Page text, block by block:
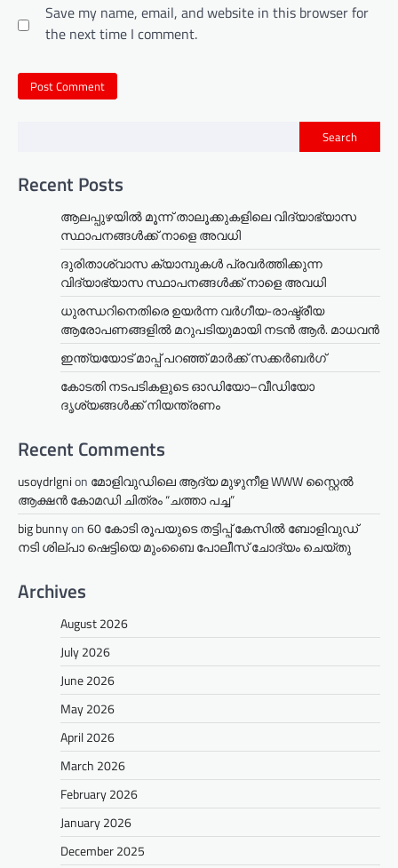
Save my name, email, and website in this browser for
the next time I comment.
Search
Recent Posts
ആലപ്പുഴയിൽ മൂന്ന് താലൂക്കുകളിലെ വിദ്യാഭ്യാസ
സ്ഥാപനങ്ങൾക്ക് നാളെ അവധി
ദുരിതാശ്വാസ ക്യാമ്പുകൾ പ്രവർത്തിക്കുന്ന
വിദ്യാഭ്യാസ സ്ഥാപനങ്ങൾക്ക് നാളെ അവധി
ധുരന്ധറിനെതിരെ ഉയർന്ന വർഗീയ-രാഷ്ട്രീയ
ആരോപണങ്ങളിൽ മറുപടിയുമായി നടൻ ആർ. മാധവൻ
ഇന്ത്യയോട് മാപ്പ് പറഞ്ഞ് മാർക്ക് സക്കർബർഗ്
കോടതി നടപടികളുടെ ഓഡിയോ–വീഡിയോ
ദൃശ്യങ്ങൾക്ക് നിയന്ത്രണം
Recent Comments
usoydrlgnion മോളിവുഡിലെ ആദ്യ മുഴുനീള WWW സ്റ്റൈൽ
ആക്ഷൻ കോമഡി ചിത്രം “ചത്താ പച്ച”
big bunnyon60 കോടി രൂപയുടെ തട്ടിപ്പ് കേസിൽ ബോളിവുഡ്
നടി ശില്പാ ഷെട്ടിയെ മുംബൈ പോലീസ് ചോദ്യം ചെയ്തു
Archives
August 2026
July 2026
June 2026
May 2026
April 2026
March 2026
February 2026
January 2026
December 2025